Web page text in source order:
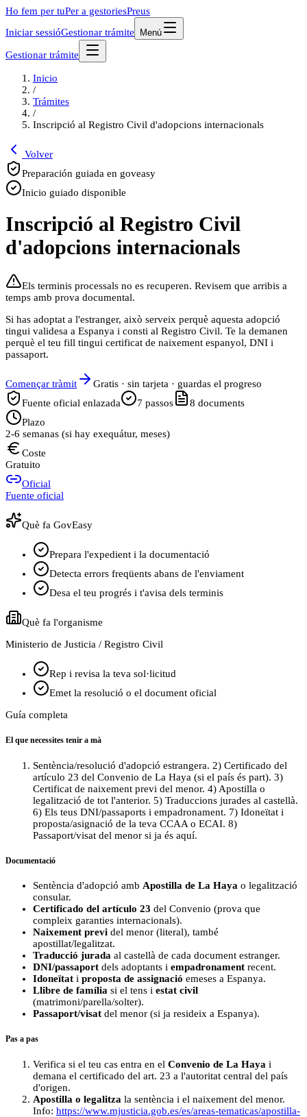
Ho fem per tuPer a gestoriesPreus
Iniciar sessióGestionar trámite Menú
Gestionar trámite
Inicio
/
Trámites
/
Inscripció al Registro Civil d'adopcions internacionals
Volver
Preparación guiada en goveasy
Inicio guiado disponible
Inscripció al Registro Civil
d'adopcions internacionals
Els terminis processals no es recuperen. Revisem que arribis a
temps amb prova documental.
Si has adoptat a l'estranger, això serveix perquè aquesta adopció
tingui validesa a Espanya i consti al Registro Civil. Te la demanen
perquè el teu fill tingui certificat de naixement espanyol, DNI i
passaport.
Començar tràmit
Gratis · sin tarjeta · guardas el progreso
Fuente oficial enlazada
7 passos 8 documents
Plazo
2-6 semanas (si hay exequátur, meses)
Coste
Gratuito
Oficial
Fuente oficial
Què fa GovEasy
Prepara l'expedient i la documentació
Detecta errors freqüents abans de l'enviament
Desa el teu progrés i t'avisa dels terminis
Què fa l'organisme
Ministerio de Justicia / Registro Civil
Rep i revisa la teva sol·licitud
Emet la resolució o el document oficial
Guía completa
El que necessites tenir a mà
Sentència/resolució d'adopció estrangera. 2) Certificado del
artículo 23 del Convenio de La Haya (si el país és part). 3)
Certificat de naixement previ del menor. 4) Apostilla o
legalització de tot l'anterior. 5) Traduccions jurades al castellà.
6) Els teus DNI/passaports i empadronament. 7) Idoneïtat i
proposta/asignació de la teva CCAA o ECAI. 8)
Passaport/visat del menor si ja és aquí.
Documentació
Sentència d'adopció amb Apostilla de La Haya o legalització
consular.
Certificado del artículo 23 del Convenio (prova que
compleix garanties internacionals).
Naixement previ del menor (literal), també
apostillat/legalitzat.
Traducció jurada al castellà de cada document estranger.
DNI/passaport dels adoptants i empadronament recent.
Idoneïtat i proposta de assignació emeses a Espanya.
Llibre de família si el tens i estat civil
(matrimoni/parella/solter).
Passaport/visat del menor (si ja resideix a Espanya).
Pas a pas
Verifica si el teu cas entra en el Convenio de La Haya i
demana el certificado del art. 23 a l'autoritat central del país
d'origen.
Apostilla o legalitza la sentència i el naixement del menor.
Info: https://www.mjusticia.gob.es/es/areas-tematicas/apostilla-